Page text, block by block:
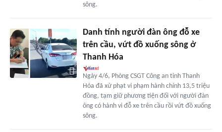
sông.
Danh tính người đàn ông đỗ xe
trên cầu, vứt đồ xuống sông ở
Thanh Hóa
Ngày 4/6, Phòng CSGT Công an tỉnh Thanh
Hóa đã xử phạt vi phạm hành chính 13,5 triệu
đồng, tạm giữ phương tiện đối với người đàn
ông có hành vi đỗ xe trên cầu rồi vứt đồ xuống
sông.